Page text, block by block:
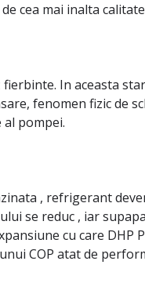
cea mai inalta
In aceasta
fenomen fizic de
pompei.
, refrigerant
se reduc , iar
cu care
COP atat de